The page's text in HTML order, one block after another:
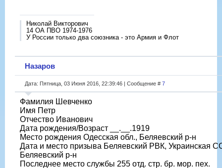
Николай Викторович
14 ОА ПВО 1974-1976
У России только два союзника - это Армия и Флот
Назаров
Дата: Пятница, 03 Июня 2016, 22:39:46 | Сообщение # 7
Фамилия Шевченко
Имя Петр
Отчество Иванович
Дата рождения/Возраст __.__.1919
Место рождения Одесская обл., Беляевский р-н
Дата и место призыва Беляевский РВК, Украинская
Беляевский р-н
Последнее место службы 255 отд. стр. бр. мор. пех.